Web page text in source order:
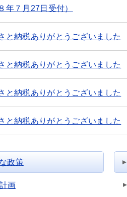
年７月27日受付）
納税ありがとうございました
納税ありがとうございました
納税ありがとうございました
納税ありがとうございました
政策
画